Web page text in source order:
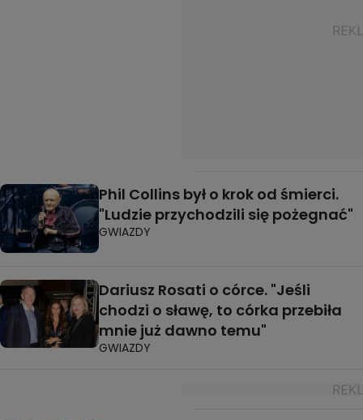
Phil Collins był o krok od śmierci.
"Ludzie przychodzili się pożegnać"
GWIAZDY
Dariusz Rosati o córce. "Jeśli
chodzi o sławę, to córka przebiła
mnie już dawno temu"
GWIAZDY